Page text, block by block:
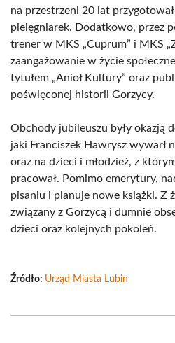
na przestrzeni 20 lat
pielęgniarek. Dodatkowo, przez
trener w MKS „Cuprum” i MKS
zaangażowanie w życie
tytułem „Anioł Kultury” oraz
poświęconej historii Gorzycy.
Obchody jubileuszu były okazją
jaki Franciszek Hawrysz wywarł
oraz na dzieci i młodzież, z
pracował. Pomimo emerytury,
pisaniu i planuje nowe książki. Z
związany z Gorzycą i dumnie
dzieci oraz kolejnych pokoleń.
Źródło: Urząd Miasta Lubin